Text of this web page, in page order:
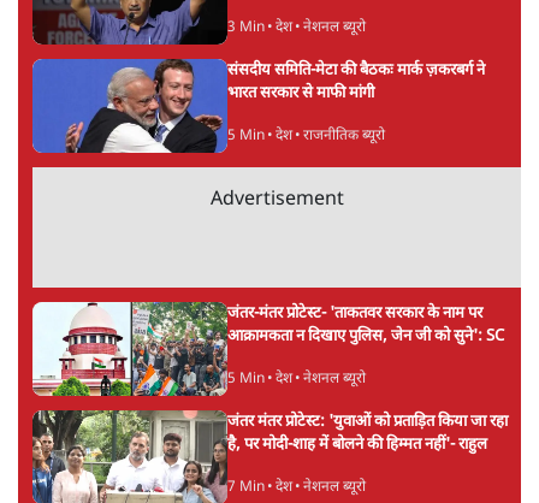
3 Min• देश• नेशनल ब्यूरो
संसदीय समिति-मेटा की बैठकः मार्क ज़करबर्ग ने
भारत सरकार से माफी मांगी
5 Min• देश• राजनीतिक ब्यूरो
Advertisement
जंतर-मंतर प्रोटेस्ट- 'ताकतवर सरकार के नाम पर
आक्रामकता न दिखाए पुलिस, जेन जी को सुने': SC
5 Min• देश• नेशनल ब्यूरो
जंतर मंतर प्रोटेस्ट: 'युवाओं को प्रताड़ित किया जा रहा
है, पर मोदी-शाह में बोलने की हिम्मत नहीं'- राहुल
7 Min• देश• नेशनल ब्यूरो